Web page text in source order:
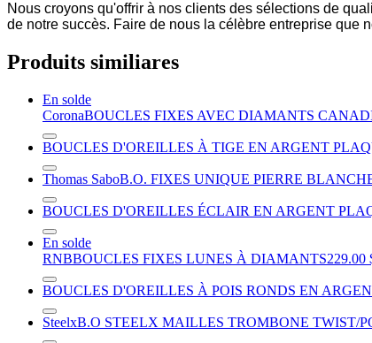
Nous croyons qu'offrir à nos clients des sélections de
de notre succès. Faire de nous la célèbre entreprise que
Produits similiares
En solde
CoronaBOUCLES FIXES AVEC DIAMANTS
BOUCLES D'OREILLES À TIGE EN ARGENT
Thomas SaboB.O. FIXES UNIQUE PIERRE
BOUCLES D'OREILLES ÉCLAIR EN ARGENT
En solde
RNBBOUCLES FIXES LUNES À DIAMANTS229.00
BOUCLES D'OREILLES À POIS RONDS EN
SteelxB.O STEELX MAILLES TROMBONE TWIST/